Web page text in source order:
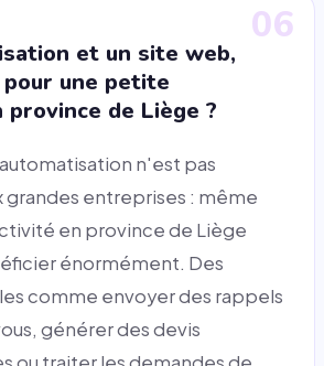
06
et un site web,
une petite
de Liège ?
n'est pas
grandes entreprises : même
en province de Liège
énormément. Des
comme envoyer des rappels
générer des devis